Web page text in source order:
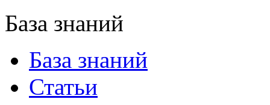
База знаний
База знаний
Статьи